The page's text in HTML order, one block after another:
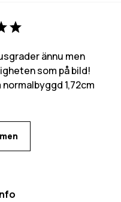
ännu men
som på bild!
1,72cm